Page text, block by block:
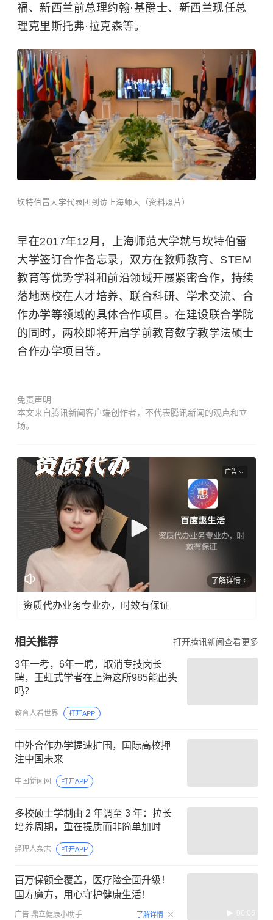
福、新西兰前总理约翰·基爵士、新西兰现任总
理克里斯托弗·拉克森等。
坎特伯雷大学代表团到访上海师大（资料照片）
早在2017年12月，上海师范大学就与坎特伯雷
大学签订合作备忘录，双方在教师教育、STEM
教育等优势学科和前沿领域开展紧密合作，持续
落地两校在人才培养、联合科研、学术交流、合
作办学等领域的具体合作项目。在建设联合学院
的同时， 两校即将开启学前教育数字教学法硕士
合作办学项目等。
免责声明
本文来自腾讯新闻客户端创作者，不代表腾讯新闻的观点和立
场。
广告
了解详情
资质代办业务专业办，时效有保证
相关推荐 打开腾讯新闻查看更多
3年一考，6年一聘，取消专技岗长
聘，王虹式学者在上海这所985能出头
吗？
教育人看世界 打开APP
中外合作办学提速扩围，国际高校押
注中国未来
中国新闻网 打开APP
多校硕士学制由 2 年调至 3 年：拉长
培养周期，重在提质而非简单加时
经理人杂志 打开APP
百万保额全覆盖，医疗险全面升级！
国寿魔方，用心守护健康生活！
广告 鼎立健康小助手 了解详情 00:06